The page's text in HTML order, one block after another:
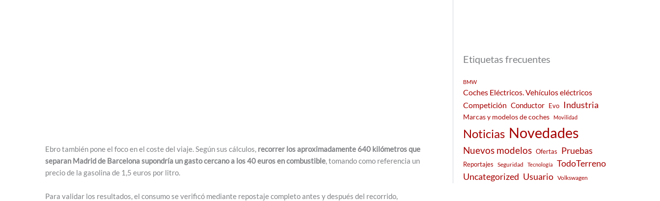
Ebro también pone el foco en el coste del viaje. Según sus cálculos, recorrer los aproximadamente 640 kilómetros que
separan Madrid de Barcelona supondría un gasto cercano a los 40 euros en combustible, tomando como referencia un
precio de la gasolina de 1,5 euros por litro.
Para validar los resultados, el consumo se verificó mediante repostaje completo antes y después del recorrido,
Etiquetas frecuentes
BMW
Coches Eléctricos. Vehículos eléctricos
Competición Conductor Evo Industria
Marcas y modelos de coches Movilidad
Noticias Novedades
Nuevos modelos Ofertas Pruebas
Reportajes Seguridad Tecnología
TodoTerreno
Uncategorized Usuario Volkswagen